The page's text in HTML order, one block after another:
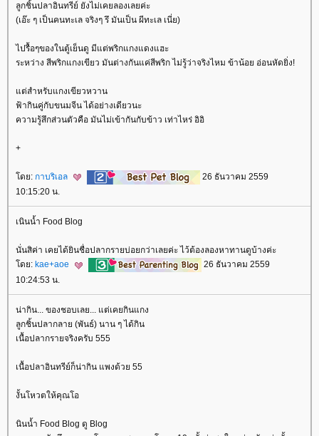
ลูกชิ้นปลาอินทรีย์ ยังไม่เคยลองเลยค่ะ
(เอ๊ะ ๆ เป็นคนทะเล จริงๆ รึ มันเป็น ผีทะเล เนี่ย)
ไปรื้อๆของในตู้เย็นดู มีแต่พริกแกงแดงแฮะ
ระหว่าง สีพริกแกงเขียว มันต่างกันแค่สีพริก ไม่รู้ว่าจริงไหม ข้าน้อย อ่อนหัดยิ่ง!
ต่สำหรับแกงเขียวหวาน
ฟ้ากินคู่กับขนมจีน ได้อย่างเดียวนะ
ความรู้สึกส่วนตัวคือ มันไม่เข้ากันกับข้าว เท่าไหร่ อิอิ
+
ดย: กาบริเอล
26 ธันวาคม 2559
10:15:20 น.
เนินน้ำ Food Blog
นั่นสิค่า เคยได้ยินชื่อปลากรายบ่อยกว่าเลยค่ะ ไว้ต้องลองหาทานดูบ้างค่ะ
ดย: kae+aoe
26 ธันวาคม 2559
10:24:53 น.
น่ากิน... ของชอบเลย... แต่เคยกินแกง
ลูกชิ้นปลากลาย (พันธ์) นาน ๆ ได้กิน
เนื้อปลากรายจริงครับ 555
เนื้อปลาอินทรีย์ก็น่ากิน แพงด้วย 55
งั้นโหวตให้คุณโอ
นินน้ำ Food Blog ดู Blog